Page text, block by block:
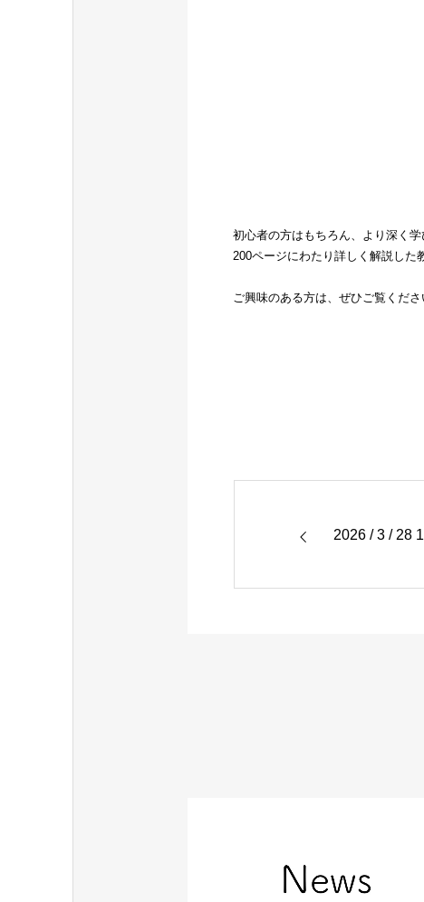
初心者の方はもちろん、より深く
200ページにわたり詳しく解説した
ご興味のある方は、ぜひご覧くださ
2026 / 3 / 28